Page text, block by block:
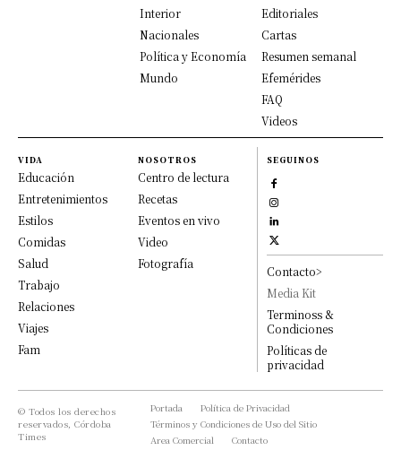
Interior
Nacionales
Política y Economía
Mundo
Editoriales
Cartas
Resumen semanal
Efemérides
FAQ
Videos
VIDA
Educación
Entretenimientos
Estilos
Comidas
Salud
Trabajo
Relaciones
Viajes
Fam
NOSOTROS
Centro de lectura
Recetas
Eventos en vivo
Video
Fotografía
SEGUINOS
Contacto>
Media Kit
Terminoss &
Condiciones
Políticas de
privacidad
© Todos los derechos
reservados, Córdoba
Times
Portada
Política de Privacidad
Términos y Condiciones de Uso del Sitio
Area Comercial
Contacto